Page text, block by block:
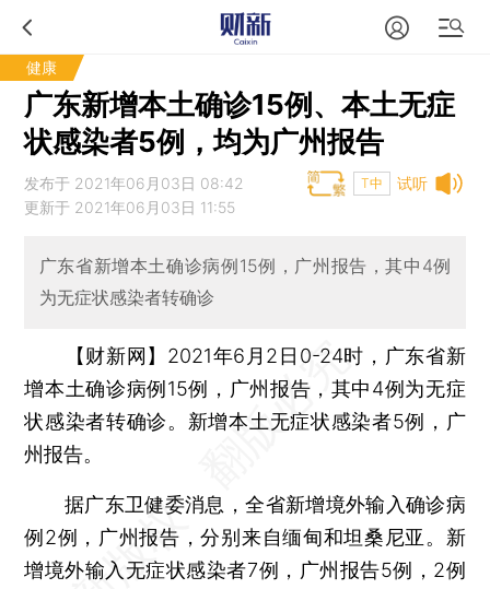
健康
广东新增本土确诊15例、本土无症
状感染者5例，均为广州报告
试听
发布于 2021年06月03日 08:42
更新于 2021年06月03日 11:55
T中
广东省新增本土确诊病例15例，广州报告，其中4例
为无症状感染者转确诊
【财新网】 2021年6月2日0-24时，广东省新
增本土确诊病例15例，广州报告，其中4例为无症
状感染者转确诊。新增本土无症状感染者5例，广
州报告。
据广东卫健委消息，全省新增境外输入确诊病
例2例，广州报告，分别来自缅甸和坦桑尼亚。新
增境外输入无症状感染者7例，广州报告5例，2例